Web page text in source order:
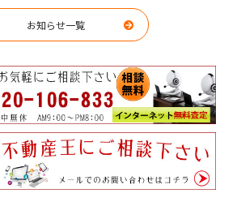
お知らせ一覧